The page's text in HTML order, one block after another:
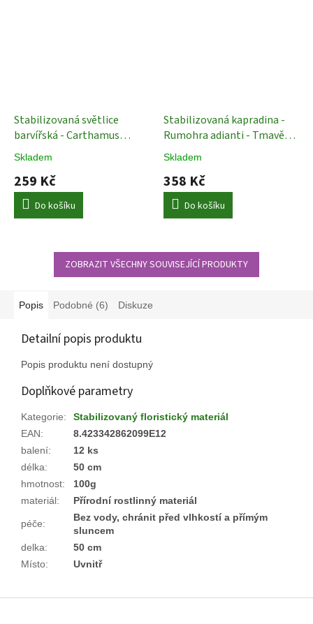
Stabilizovaná světlice
barvířská - Carthamus
tinctorius - Bílá - 60-70cm
Stabilizované Rostliny
Skladem
259 Kč
Do košíku
Stabilizovaná kapradina -
Rumohra adianti - Tmavě
zelená - 10 ks
Rostliny
Skladem
358 Kč
Do košíku
ZOBRAZIT VŠECHNY SOUVISEJÍCÍ PRODUKTY
Popis Podobné (6) Diskuze
Detailní popis produktu
Popis produktu není dostupný
Doplňkové parametry
Kategorie:
Stabilizovaný floristický materiál
EAN:
8.423342862099E12
balení:
12 ks
délka:
50 cm
hmotnost:
100g
materiál: Přírodní rostlinný materiál
péče:
Bez vody, chránit před vlhkostí a přímým
sluncem
delka:
50 cm
Místo: Uvnitř
Z